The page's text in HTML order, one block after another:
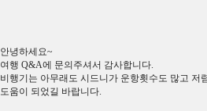
안녕하세요~
여행 Q&A에 문의주셔서 감사합니다.
비행기는 아무래도 시드니가 운항횟수도 많고 저
도움이 되었길 바랍니다.